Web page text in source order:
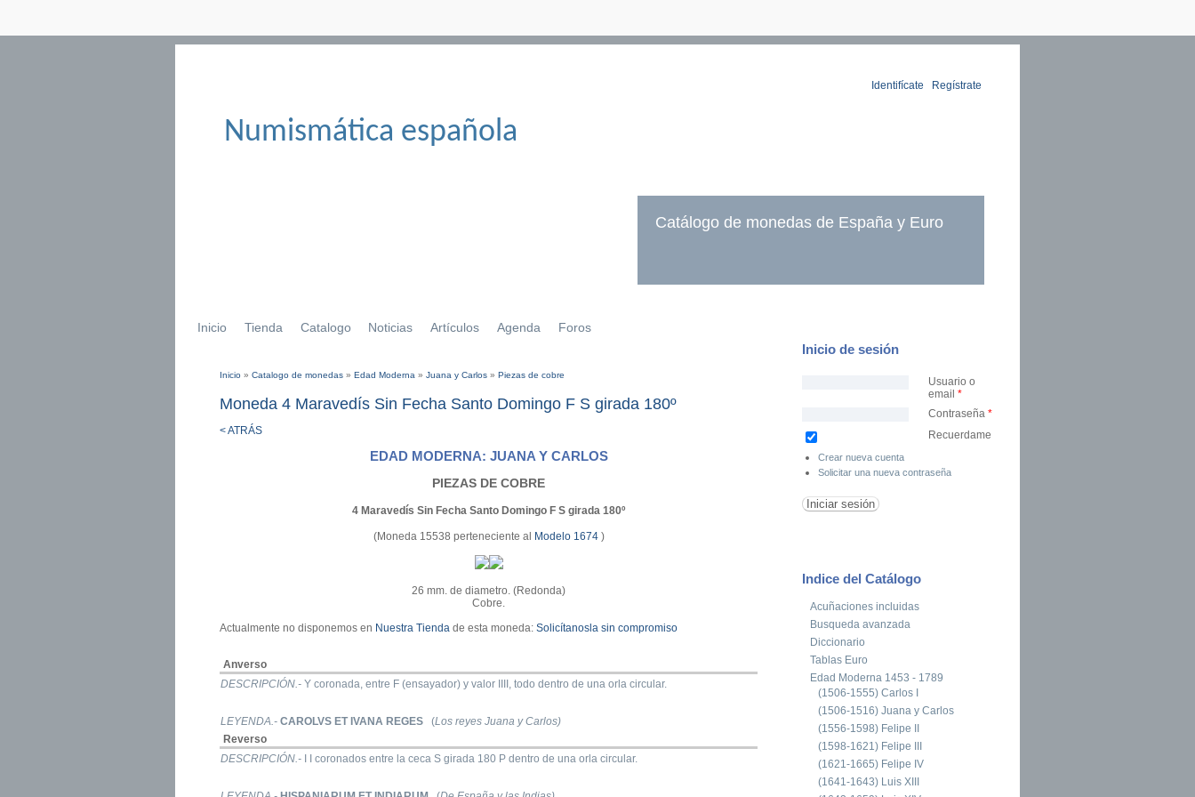
Numismática española
Identifícate Regístrate
Catálogo de monedas de España y Euro
Inicio Tienda Catalogo Noticias Artículos Agenda Foros
Inicio » Catalogo de monedas » Edad Moderna » Juana y Carlos » Piezas de cobre
Moneda 4 Maravedís Sin Fecha Santo Domingo F S girada 180º
< ATRÁS
EDAD MODERNA: JUANA Y CARLOS
PIEZAS DE COBRE
4 Maravedís Sin Fecha Santo Domingo F S girada 180º
(Moneda 15538 perteneciente al Modelo 1674 )
26 mm. de diametro. (Redonda)
Cobre.
Actualmente no disponemos en Nuestra Tienda de esta moneda: Solicítanosla sin compromiso
Anverso
DESCRIPCIÓN.- Y coronada, entre F (ensayador) y valor IIII, todo dentro de una orla circular.
LEYENDA.- CAROLVS ET IVANA REGES (Los reyes Juana y Carlos)
Reverso
DESCRIPCIÓN.-
I I coronados entre la ceca S girada 180 P dentro de una orla circular.
Inicio de sesión
Usuario o
email *
Contraseña *
Recuerdame
Crear nueva cuenta
Solicitar una nueva contraseña
Indice del Catálogo
Acuñaciones incluidas
Busqueda avanzada
Diccionario
Tablas Euro
Edad Moderna 1453 - 1789
(1506-1555) Carlos I
(1506-1516) Juana y Carlos
(1556-1598) Felipe II
(1598-1621) Felipe III
(1621-1665) Felipe IV
(1641-1643) Luis XIII